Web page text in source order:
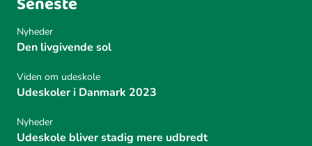
Nyheder
Den livgivende sol
Viden om udeskole
Udeskoler i Danmark 2023
Nyheder
Udeskole bliver stadig mere udbredt